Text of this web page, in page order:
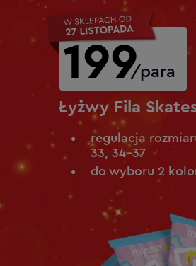
199
Łyżwy Fila
/para
regulacja
33, 34–37
do wyboru 2